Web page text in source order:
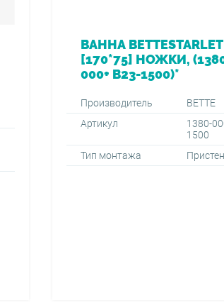
ВАННА BETTESTARLET
[170*75] НОЖКИ,
000+ B23-1500)*
Производитель
BETTE
Артикул
1380-
1500
Тип монтажа